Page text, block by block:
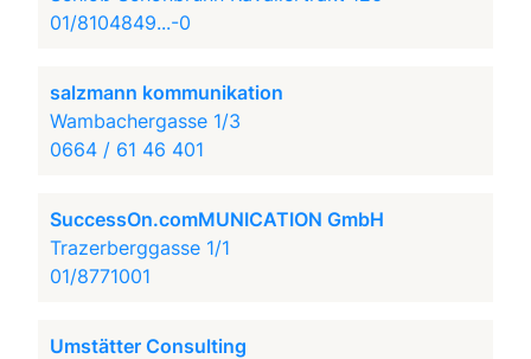
01/8104849...-0
salzmann kommunikation
Wambachergasse 1/3
0664 / 61 46 401
SuccessOn.comMUNICATION GmbH
Trazerberggasse 1/1
01/8771001
Umstätter Consulting